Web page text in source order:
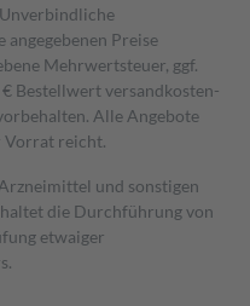
Preise
Mehrwertsteuer, ggf.
€ Bestell­wert versand­kosten­
Alle Angebote
Vorrat reicht.
und sonstigen
die Durchführung von
etwaiger